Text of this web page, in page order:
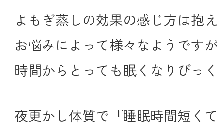
よもぎ蒸しの効果の感じ方は抱
お悩みによって様々なようです
時間からとっても眠くなりびっ
夜更かし体質で『睡眠時間短く